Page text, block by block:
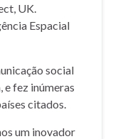
UK.
Espacial
social
e fez inúmeras
citados.
um inovador